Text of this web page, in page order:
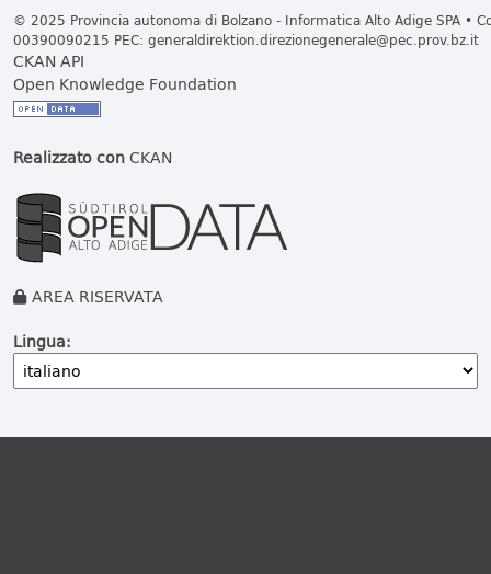
© 2025 Provincia autonoma di Bolzano - Informatica Alto Adige SPA •
00390090215 PEC: generaldirektion.direzionegenerale@pec.prov.bz.it
CKAN API
Open Knowledge Foundation
Realizzato conCKAN
AREA RISERVATA
Lingua